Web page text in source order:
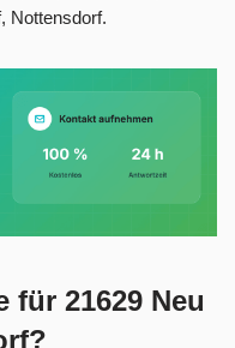
Nottensdorf.
für 21629 Neu